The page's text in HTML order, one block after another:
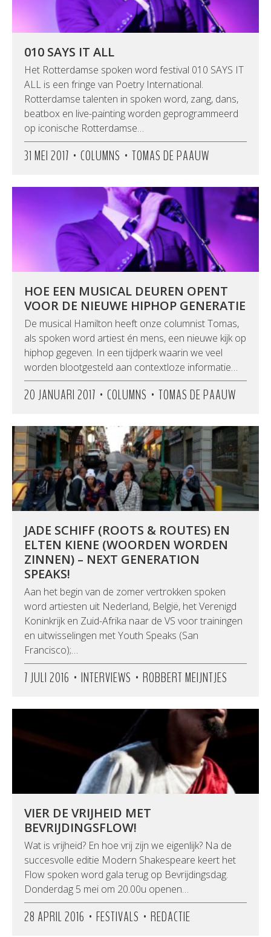
010 SAYS IT ALL
Het Rotterdamse spoken word festival 010 SAYS IT
ALL is een fringe van Poetry International.
Rotterdamse talenten in spoken word, zang, dans,
beatbox en live-painting worden geprogrammeerd
op iconische Rotterdamse…
31 MEI 2017 • COLUMNS • TOMAS DE PAAUW
HOE EEN MUSICAL DEUREN OPENT
VOOR DE NIEUWE HIPHOP GENERATIE
De musical Hamilton heeft onze columnist Tomas,
als spoken word artiest én mens, een nieuwe kijk op
hiphop gegeven. In een tijdperk waarin we veel
worden blootgesteld aan contextloze informatie…
20 JANUARI 2017 • COLUMNS • TOMAS DE PAAUW
JADE SCHIFF (ROOTS & ROUTES) EN
ELTEN KIENE (WOORDEN WORDEN
ZINNEN) – NEXT GENERATION
SPEAKS!
Aan het begin van de zomer vertrokken spoken
word artiesten uit Nederland, België, het Verenigd
Koninkrijk en Zuid-Afrika naar de VS voor trainingen
en uitwisselingen met Youth Speaks (San
Francisco);…
7 JULI 2016 • INTERVIEWS • ROBBERT MEIJNTJES
VIER DE VRIJHEID MET
BEVRIJDINGSFLOW!
Wat is vrijheid? En hoe vrij zijn we eigenlijk? Na de
succesvolle editie Modern Shakespeare keert het
Flow spoken word gala terug op Bevrijdingsdag.
Donderdag 5 mei om 20.00u openen…
28 APRIL 2016 • FESTIVALS • REDACTIE